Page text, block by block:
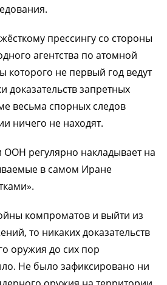
прессингу со стороны
агентства по атомной
которого не первый год ведут
доказательств запретных
весьма спорных следов
ничего не находят.
ООН регулярно накладывает на
в самом Иране
компроматов и выйти из
то никаких доказательств
оружия до сих пор
Не было зафиксировано ни